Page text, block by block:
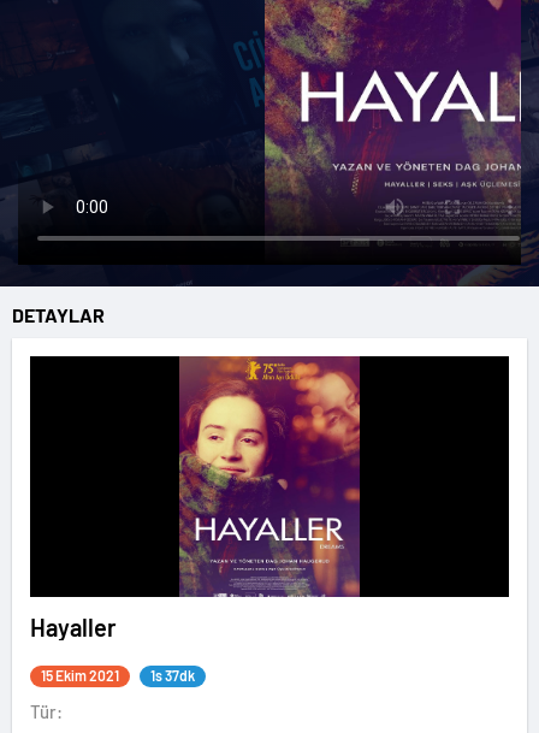
DETAYLAR
Hayaller
15 Ekim 2021 1s 37dk
Tür: